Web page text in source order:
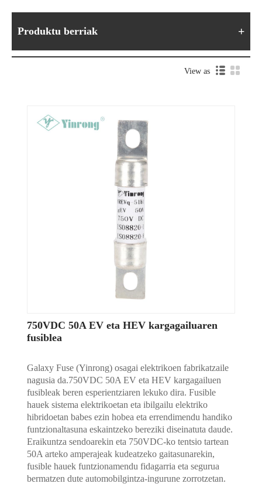
Produktu berriak
View as
750VDC 50A EV eta HEV kargagailuaren
fusiblea
Galaxy Fuse (Yinrong) osagai elektrikoen fabrikatzaile
nagusia da.750VDC 50A EV eta HEV kargagailuen
fusibleak beren esperientziaren lekuko dira. Fusible
hauek sistema elektrikoetan eta ibilgailu elektriko
hibridoetan babes ezin hobea eta errendimendu handiko
funtzionaltasuna eskaintzeko bereziki diseinatuta daude.
Eraikuntza sendoarekin eta 750VDC-ko tentsio tartean
50A arteko amperajeak kudeatzeko gaitasunarekin,
fusible hauek funtzionamendu fidagarria eta segurua
bermatzen dute automobilgintza-ingurune zorrotzetan.